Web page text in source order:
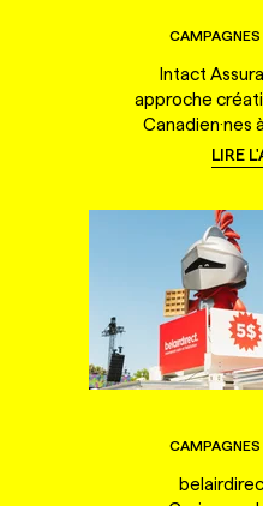
Intact
approche
Canadien·nes
LIRE